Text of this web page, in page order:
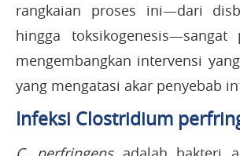
rangkaian proses ini—dari
hingga
mengembangkan intervensi
yang mengatasi akar penyebab
Infeksi Clostridium